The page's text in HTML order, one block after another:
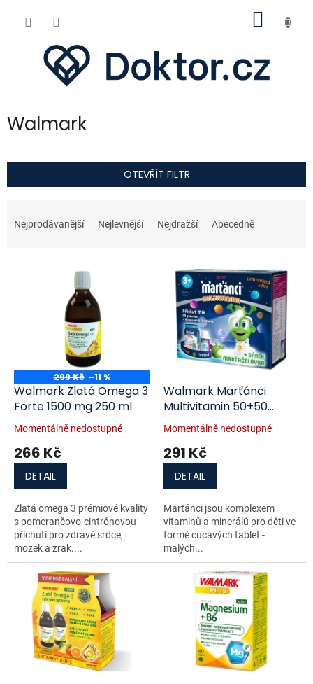
Walmark
OTEVŘÍT FILTR
aNejprodávanější Nejlevnější Nejdražší Abecedně
o
d
299 Kč –11 %
Walmark Zlatá Omega 3
Forte 1500 mg 250 ml
Momentálně nedostupné
266 Kč
DETAIL
Zlatá omega 3 prémiové kvality
s pomerančovo-cintrónovou
příchutí pro zdravé srdce,
mozek a zrak....
Walmark Marťánci
Multivitamin 50+50
tablet Promo 2022
Momentálně nedostupné
291 Kč
DETAIL
Marťánci jsou komplexem
vitaminů a minerálů pro děti ve
formě cucavých tablet -
malých...